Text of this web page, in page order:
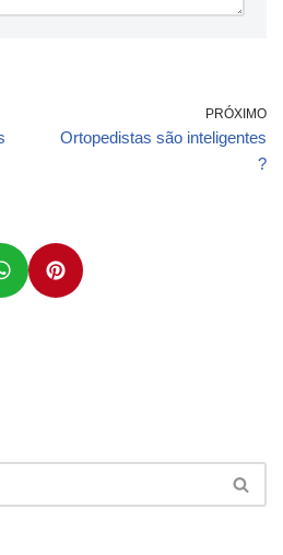
PRÓXIMO
Ortopedistas são inteligentes
?